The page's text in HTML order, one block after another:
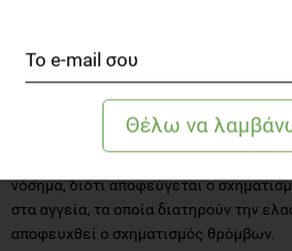
Η ισορροπημένη διατροφή παίζει
έχει φανεί ότι άτομα που ακολουθούν
νόσημα, διότι αποφεύγεται ο
στα αγγεία, τα οποία διατηρούν την
αποφευχθεί ο σχηματισμός θρόμβων.